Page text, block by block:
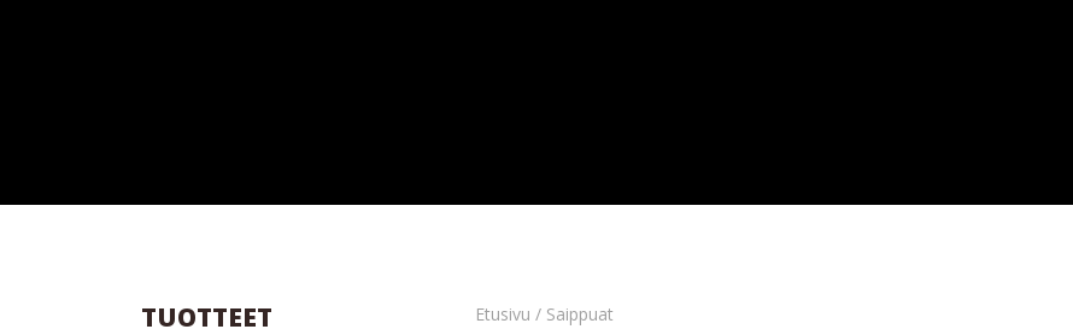
TUOTTEET Etusivu / Saippuat